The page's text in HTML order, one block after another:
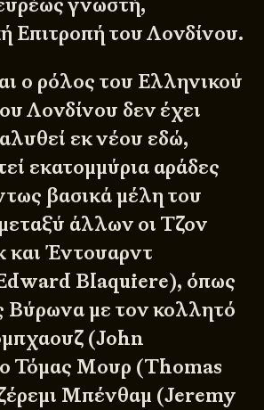
Επιτροπή του Λονδίνου.
ο ρόλος του Ελληνικού
Λονδίνου δεν έχει
εκ νέου εδώ,
εκατομμύρια αράδες
βασικά μέλη του
άλλων οι Τζον
Έντουαρντ
Blaquiere), όπως
Βύρωνα με τον κολλητό
(John
Τόμας Μουρ (Thomas
Μπένθαμ (Jeremy